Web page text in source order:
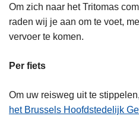
Om zich naar het Tritomas
raden wij je aan om te voet,
vervoer te komen.
Per fiets
Om uw reisweg uit te
het Brussels Hoofdstedelijk